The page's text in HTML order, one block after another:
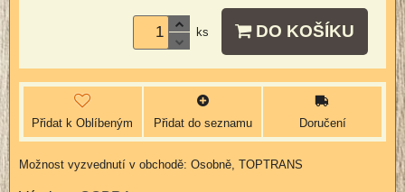
ks DO KOŠÍKU
Přidat k Oblíbeným Přidat do seznamu Doručení
Osobně, TOPTRANS